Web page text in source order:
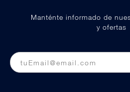
Manténte informado de
y ofertas